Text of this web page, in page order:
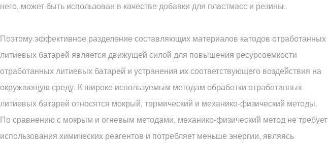
него, может быть использован в качестве добавки для пластмасс и резины.
Поэтому эффективное разделение составляющих материалов катодов отработанных
литиевых батарей является движущей силой для повышения ресурсоемкости
отработанных литиевых батарей и устранения их соответствующего воздействия на
окружающую среду. К широко используемым методам обработки отработанных
литиевых батарей относятся мокрый, термический и механико-физический методы.
По сравнению с мокрым и огневым методами, механико-физический метод не требует
использования химических реагентов и потребляет меньше энергии, являясь